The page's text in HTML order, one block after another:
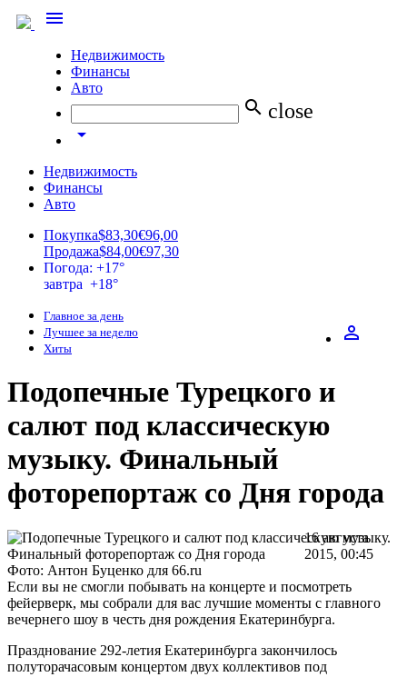
menu
Недвижимость
Финансы
Авто
search close
arrow_drop_down
Недвижимость
Финансы
Авто
Покупка$83,30€96,00
Продажа$84,00€97,30
Погода: +17°
завтра +18°
perm_identity
Главное за день
Лучшее за неделю
Хиты
Подопечные Турецкого и
салют под классическую
музыку. Финальный
фоторепортаж со Дня города
16 августа
2015, 00:45
Фото: Антон Буценко для 66.ru
Если вы не смогли побывать на концерте и посмотреть
фейерверк, мы собрали для вас лучшие моменты с главного
вечернего шоу в честь дня рождения Екатеринбурга.
Празднование 292-летия Екатеринбурга закончилось
полуторачасовым концертом двух коллективов под